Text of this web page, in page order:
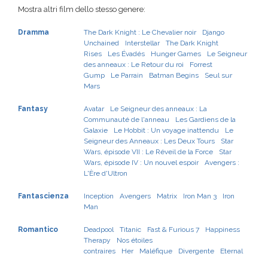
Mostra altri film dello stesso genere:
Dramma The Dark Knight : Le Chevalier noir
Django
Unchained
Interstellar
The Dark Knight
Rises
Les Évadés Hunger Games
Le Seigneur
des anneaux : Le Retour du roi
Forrest
Gump
Le Parrain Batman Begins
Seul sur
Mars
Fantasy Avatar
Le Seigneur des anneaux : La
Communauté de l'anneau
Les Gardiens de la
Galaxie
Le Hobbit : Un voyage inattendu
Le
Seigneur des Anneaux : Les Deux Tours
Star
Wars, épisode VII : Le Réveil de la Force
Star
Wars, épisode IV : Un nouvel espoir
Avengers :
L'Ère d'Ultron
Fantascienza Inception Avengers Matrix Iron Man 3
Iron
Man
Romantico Deadpool Titanic Fast & Furious 7
Happiness
Therapy
Nos étoiles
contraires
Her Maléfique Divergente Eternal